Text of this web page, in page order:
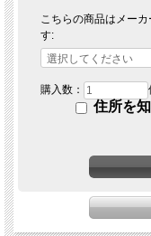
こちらの商品はメー
す:
購入数：
住所を